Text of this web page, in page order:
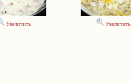
Увеличить Увеличить